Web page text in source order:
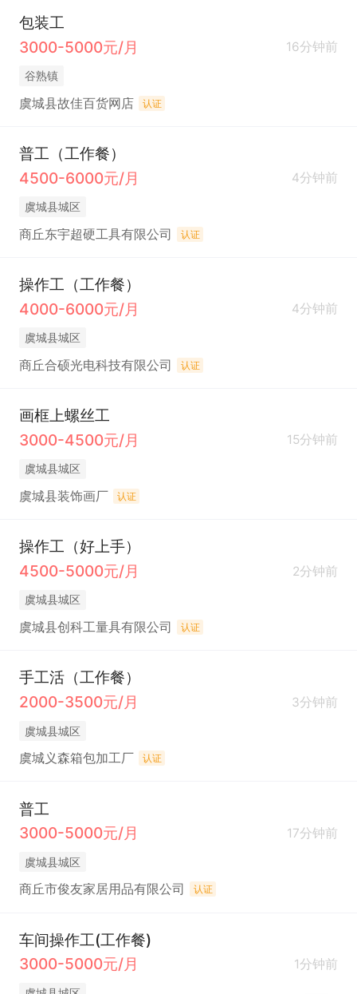
包装工
3000-5000元/月
16分钟前
谷熟镇
虞城县故佳百货网店 认证
普工（工作餐）
4500-6000元/月
4分钟前
虞城县城区
商丘东宇超硬工具有限公司 认证
操作工（工作餐）
4000-6000元/月
4分钟前
虞城县城区
商丘合硕光电科技有限公司 认证
画框上螺丝工
3000-4500元/月
15分钟前
虞城县城区
虞城县装饰画厂 认证
操作工（好上手）
4500-5000元/月
2分钟前
虞城县城区
虞城县创科工量具有限公司 认证
手工活（工作餐）
2000-3500元/月
3分钟前
虞城县城区
虞城义森箱包加工厂 认证
普工
3000-5000元/月
17分钟前
虞城县城区
商丘市俊友家居用品有限公司 认证
车间操作工(工作餐)
3000-5000元/月
1分钟前